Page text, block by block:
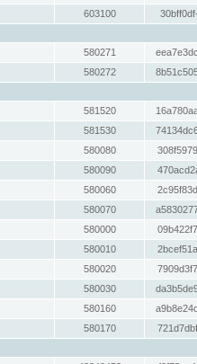
603100
580271
580272
581520
581530
580080
580090
580060
580070
580000
580010
580020
580030
580160
580170